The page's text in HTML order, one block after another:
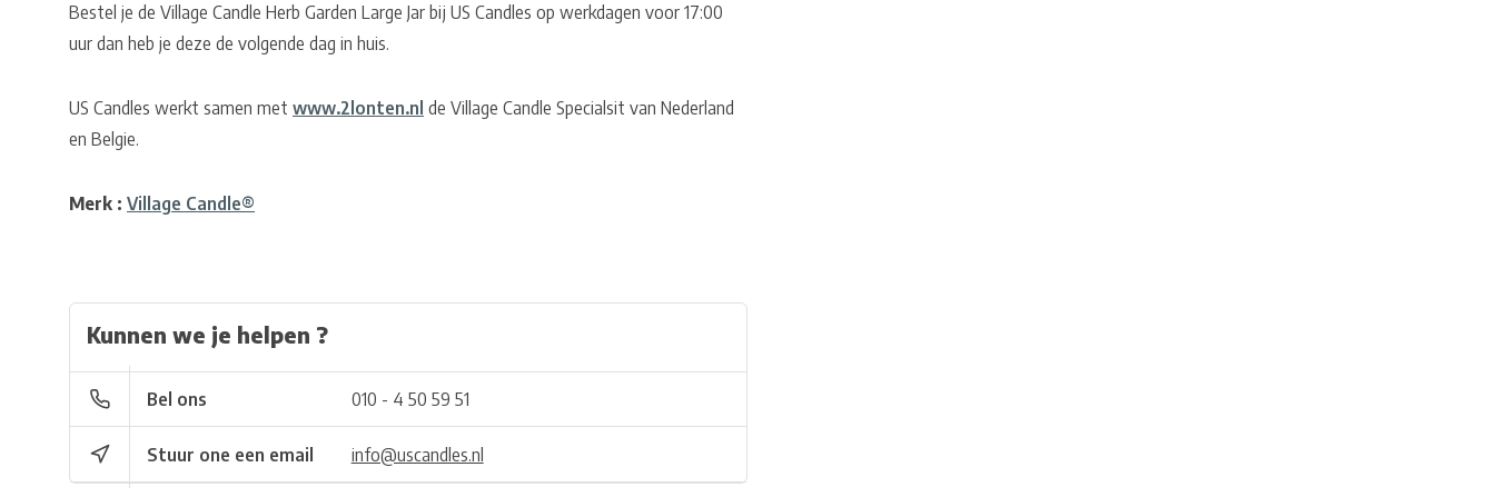
Bestel je de Village Candle Herb Garden Large Jar bij US Candles op werkdagen voor 17:00
uur dan heb je deze de volgende dag in huis.
US Candles werkt samen met www.2lonten.nl de Village Candle Specialsit van Nederland
en Belgie.
Merk : Village Candle®
Kunnen we je helpen ?
Bel ons 010 - 4 50 59 51
Stuur one een email info@uscandles.nl